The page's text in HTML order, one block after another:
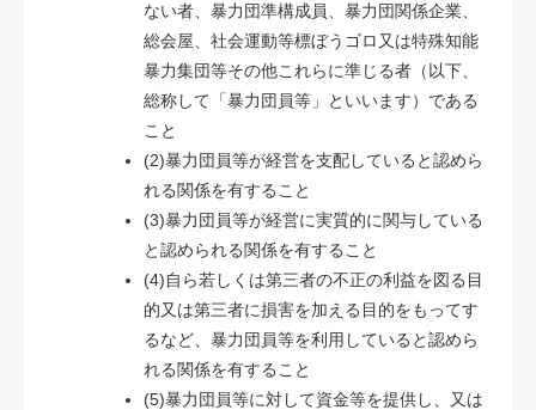
ない者、暴力団準構成員、暴力団関係企業、
総会屋、社会運動等標ぼうゴロ又は特殊知能
暴力集団等その他これらに準じる者（以下、
総称して「暴力団員等」といいます）である
こと
(2)暴力団員等が経営を支配していると認めら
れる関係を有すること
(3)暴力団員等が経営に実質的に関与している
と認められる関係を有すること
(4)自ら若しくは第三者の不正の利益を図る目
的又は第三者に損害を加える目的をもってす
るなど、暴力団員等を利用していると認めら
れる関係を有すること
(5)暴力団員等に対して資金等を提供し、又は